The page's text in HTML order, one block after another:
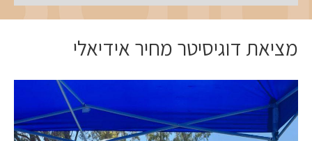
מציאת דוגיסיטר מחיר אידיאלי